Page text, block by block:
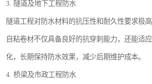
3. 隧道及地下工程防水
隧道工程对防水材料的抗压性和耐久性要求极高
自粘卷材不仅具备良好的抗穿刺能力，还能适
化，长期保持防水效果，减少后期维护成本。
4. 桥梁及市政工程防水